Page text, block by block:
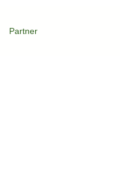
Partner